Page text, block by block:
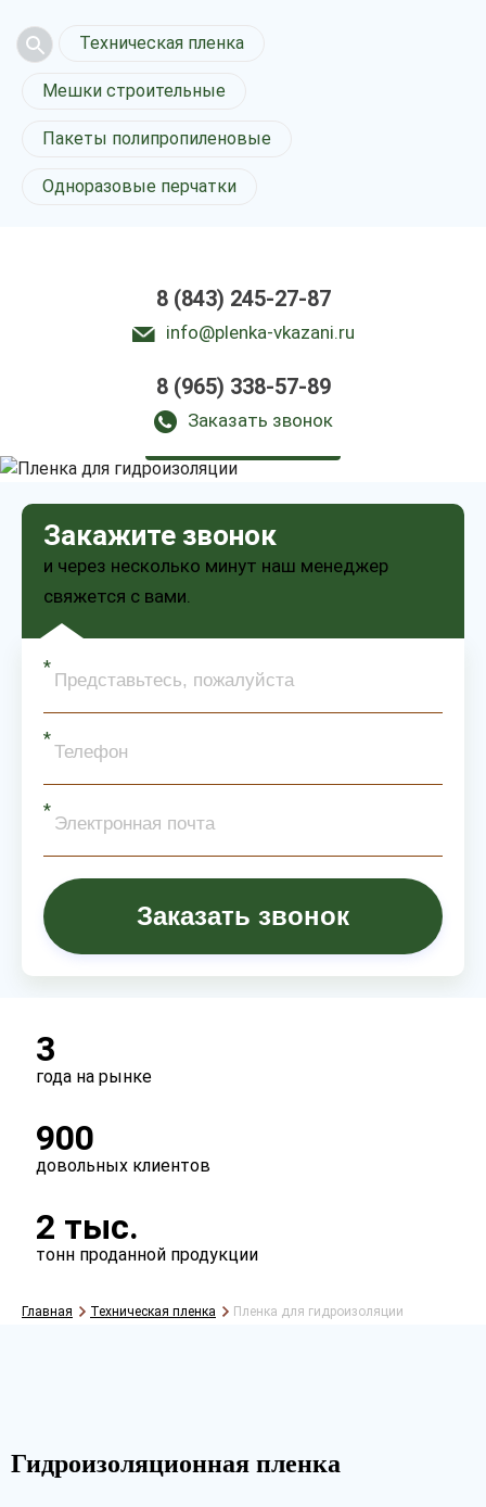
Техническая пленка
Мешки строительные
Пакеты полипропиленовые
Одноразовые перчатки
8 (843) 245-27-87
info@plenka-vkazani.ru
8 (965) 338-57-89
Заказать звонок
для гидроизоляции
в Казани
Закажите звонок
и через несколько минут наш менеджер
свяжется с вами.
Заказать звонок
3
года на рынке
900
довольных клиентов
2 тыс.
тонн проданной продукции
Главная Техническая пленка Пленка для гидроизоляции
Гидроизоляционная пленка